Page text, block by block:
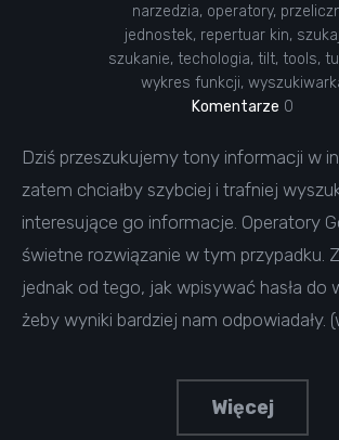
narzedzia, operatory,
jednostek, repertuar kin,
szukanie, techologia, tilt, tools,
wykres funkcji,
Komentarze 0
Dziś przeszukujemy tony informacji w
zatem chciałby szybciej i trafniej
interesujące go informacje. Operatory
świetne rozwiązanie w tym przypadku.
jednak od tego, jak wpisywać hasła do
żeby wyniki bardziej nam odpowiadały.
Więcej